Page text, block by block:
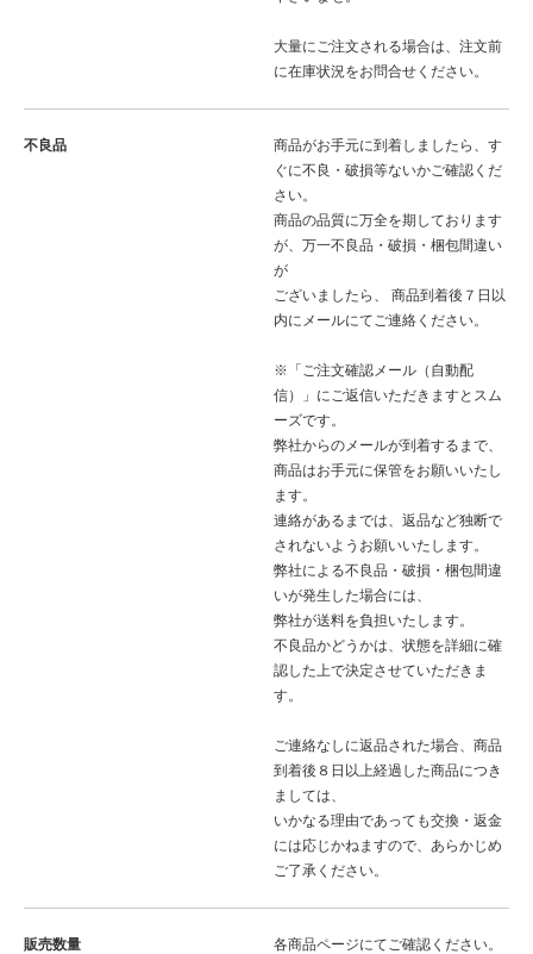
大量にご注文される場合は、注文前
に在庫状況をお問合せください。
不良品
商品がお手元に到着しましたら、す
ぐに不良・破損等ないかご確認くだ
さい。
商品の品質に万全を期しております
が、万一不良品・破損・梱包間違い
が
ございましたら、 商品到着後７日以
内にメールにてご連絡ください。
※「ご注文確認メール（自動配
信）」にご返信いただきますとスム
ーズです。
弊社からのメールが到着するまで、
商品はお手元に保管をお願いいたし
ます。
連絡があるまでは、返品など独断で
されないようお願いいたします。
弊社による不良品・破損・梱包間違
いが発生した場合には、
弊社が送料を負担いたします。
不良品かどうかは、状態を詳細に確
認した上で決定させていただきま
す。
ご連絡なしに返品された場合、商品
到着後８日以上経過した商品につき
ましては、
いかなる理由であっても交換・返金
には応じかねますので、あらかじめ
ご了承ください。
販売数量 各商品ページにてご確認ください。